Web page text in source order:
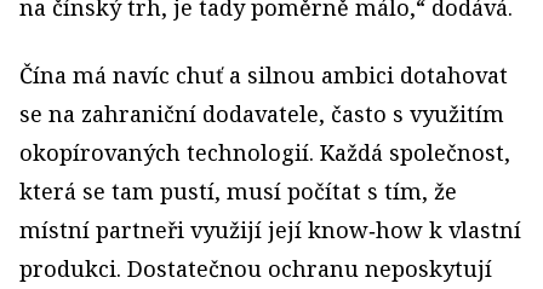
na čínský trh, je tady poměrně málo,“ dodává.
Čína má navíc chuť a silnou ambici dotahovat
se na zahraniční dodavatele, často s využitím
okopírovaných technologií. Každá společnost,
která se tam pustí, musí počítat s tím, že
místní partneři využijí její know‑how k vlastní
produkci. Dostatečnou ochranu neposkytují